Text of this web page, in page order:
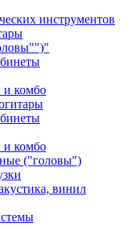
инструментов
комбо
комбо
("головы")
винил